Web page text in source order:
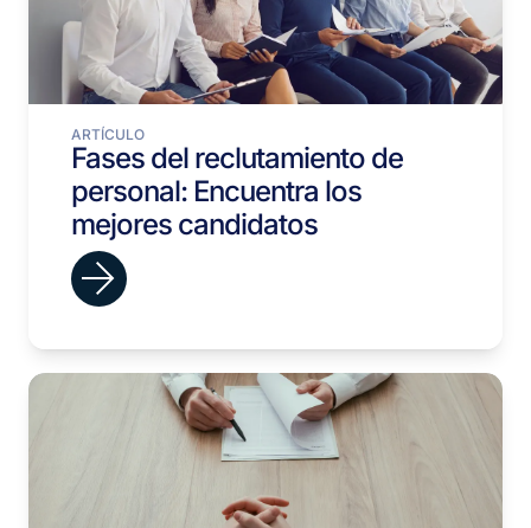
ARTÍCULO
Fases del reclutamiento de
personal: Encuentra los
mejores candidatos